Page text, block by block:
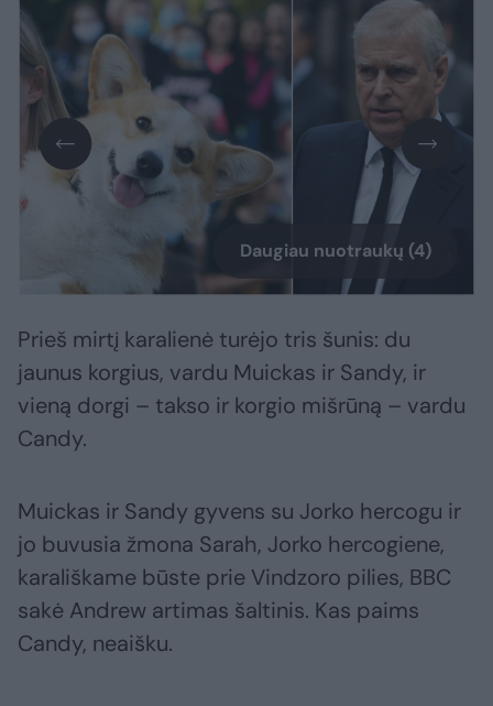
Daugiau nuotraukų (4)
Prieš mirtį karalienė turėjo tris šunis: du
jaunus korgius, vardu Muickas ir Sandy, ir
vieną dorgi – takso ir korgio mišrūną – vardu
Candy.
Muickas ir Sandy gyvens su Jorko hercogu ir
jo buvusia žmona Sarah, Jorko hercogiene,
karališkame būste prie Vindzoro pilies, BBC
sakė Andrew artimas šaltinis. Kas paims
Candy, neaišku.